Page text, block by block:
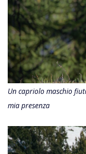
Un capriolo maschio
mia presenza